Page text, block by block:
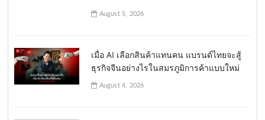
August 5, 2026
เมื่อ AI เลือกสินค้าแทนคน แบรนด์ไทยจะสู้
ธุรกิจจีนอย่างไรในสมรภูมิการค้าแบบใหม่
August 4, 2026